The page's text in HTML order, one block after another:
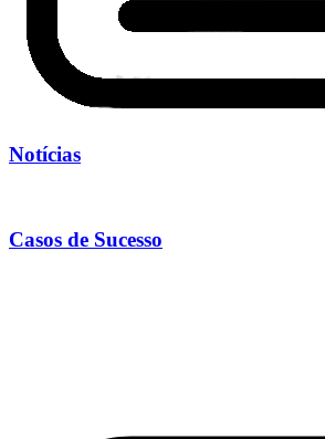
Notícias
Casos de Sucesso